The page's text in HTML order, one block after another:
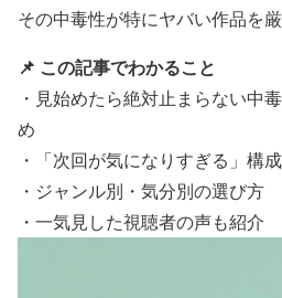
その中毒性が特にヤバい作品を
📌 この記事でわかること
・見始めたら絶対止まらない中
め
・「次回が気になりすぎる」構
・ジャンル別・気分別の選び方
・一気見した視聴者の声も紹介